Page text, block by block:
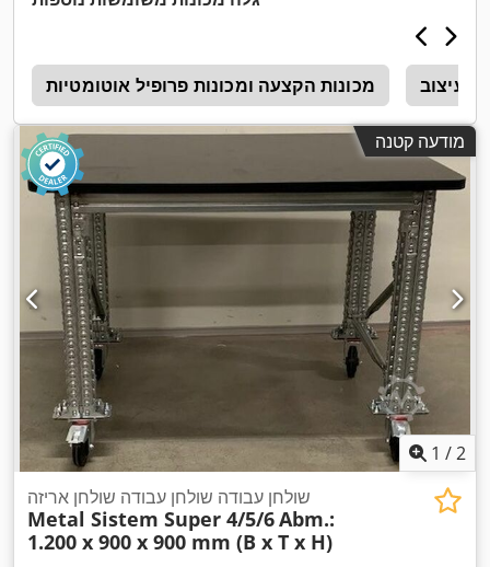
מכונות הקצעה ומכונות פרופיל אוטומטיות עיצוב
מודעה קטנה
1 /2
שולחן עבודה שולחן עבודה שולחן אריזה
Metal Sistem Super 4/5/6Abm.:
1.200 x 900 x 900 mm (B x T x H)